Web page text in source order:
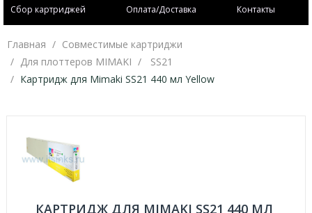
Сбор картриджей Оплата/Доставка Контакты
Главная
Совместимые картриджи
Для плоттеров MIMAKI
SS21
Картридж для Mimaki SS21 440 мл Yellow
КАРТРИДЖ ДЛЯ MIMAKI SS21 440 МЛ